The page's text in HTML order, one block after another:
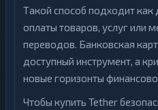
Такой способ подходит как
оплаты товаров, услуг или
переводов. Банковская
доступный инструмент, а
новые горизонты
Чтобы купить Tether